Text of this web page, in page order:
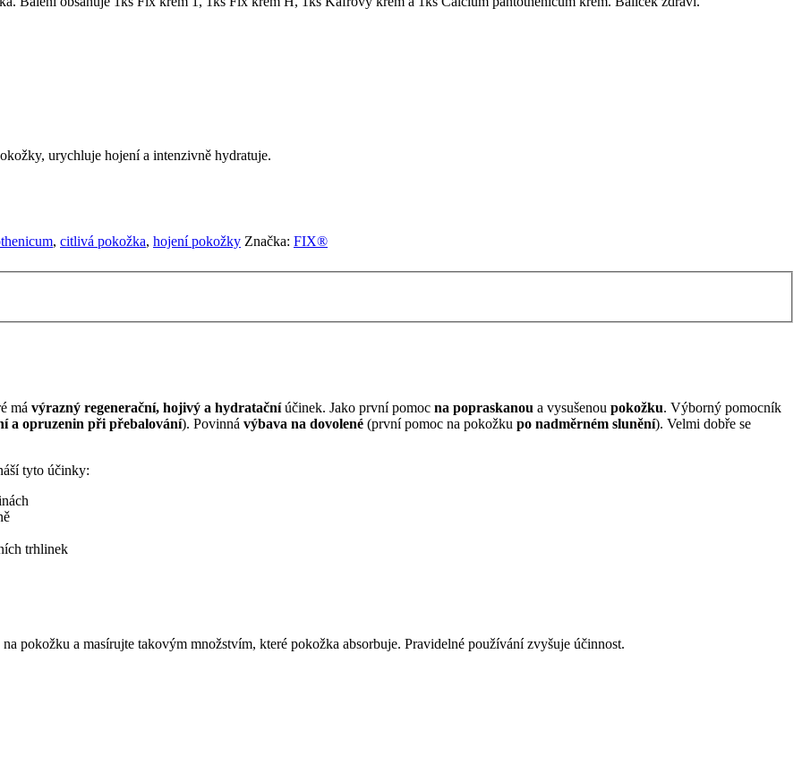
urychluje hojení a intenzivně hydratuje.
, citlivá pokožka, hojení pokožky Značka: FIX®
má výrazný regenerační, hojivý a hydratačníúčinek. Jako první pomoc na popraskanou a vysušenou pokožku. Výborný pomocník
a opruzenin při přebalování). Povinná výbava na dovolené (první pomoc na pokožku po nadměrném slunění). Velmi dobře se
tyto účinky:
trhlinek
pokožku a masírujte takovým množstvím, které pokožka absorbuje. Pravidelné používání zvyšuje účinnost.